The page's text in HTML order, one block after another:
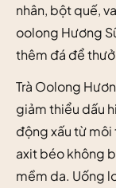
nhân, bột quế,
oolong Hương
thêm đá để
Trà Oolong
giảm thiểu dấu
động xấu từ môi
axit béo không
mềm da. Uống